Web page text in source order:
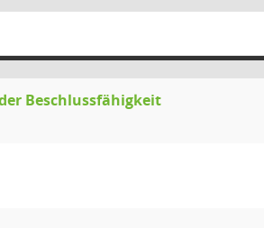
Beschlussfähigkeit